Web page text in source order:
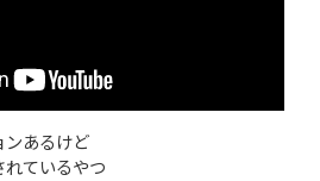
ンあるけど
ているやつ